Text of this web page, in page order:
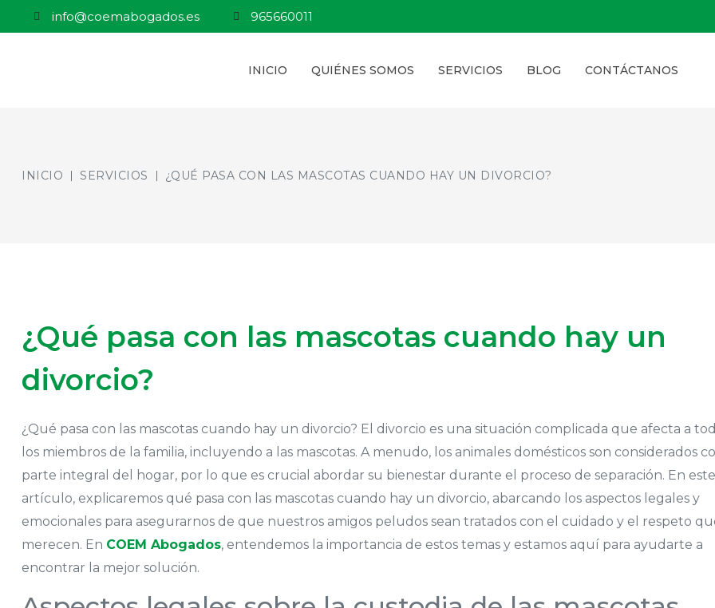
info@coemabogados.es 965660011
INICIO QUIÉNES SOMOS SERVICIOS BLOG CONTÁCTANOS
INICIO SERVICIOS ¿QUÉ PASA CON LAS MASCOTAS CUANDO HAY UN DIVORCIO?
¿Qué pasa con las mascotas cuando hay un
divorcio?
¿Qué pasa con las mascotas cuando hay un divorcio? El divorcio es una situación complicada que afecta a
los miembros de la familia, incluyendo a las mascotas. A menudo, los animales domésticos son considerados
parte integral del hogar, por lo que es crucial abordar su bienestar durante el proceso de separación. En este
artículo, explicaremos qué pasa con las mascotas cuando hay un divorcio, abarcando los aspectos legales y
emocionales para asegurarnos de que nuestros amigos peludos sean tratados con el cuidado y el respeto
merecen. En COEM Abogados, entendemos la importancia de estos temas y estamos aquí para ayudarte a
encontrar la mejor solución.